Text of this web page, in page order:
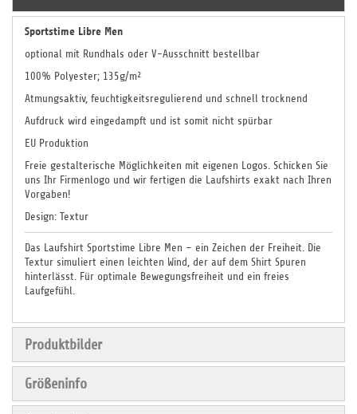
Sportstime Libre Men
optional mit Rundhals oder V-Ausschnitt bestellbar
100% Polyester; 135g/m²
Atmungsaktiv, feuchtigkeitsregulierend und schnell trocknend
Aufdruck wird eingedampft und ist somit nicht spürbar
EU Produktion
Freie gestalterische Möglichkeiten mit eigenen Logos. Schicken Sie
uns Ihr Firmenlogo und wir fertigen die Laufshirts exakt nach Ihren
Vorgaben!
Design: Textur
Das Laufshirt Sportstime Libre Men – ein Zeichen der Freiheit. Die
Textur simuliert einen leichten Wind, der auf dem Shirt Spuren
hinterlässt. Für optimale Bewegungsfreiheit und ein freies
Laufgefühl.
Produktbilder
Größeninfo